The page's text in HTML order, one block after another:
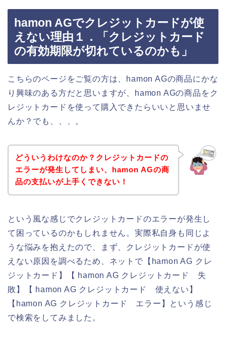
hamon AGでクレジットカードが使
えない理由１．「クレジットカード
の有効期限が切れているのかも」
こちらのページをご覧の方は、hamon AGの商品にかな
り興味のある方だと思いますが、hamon AGの商品をク
レジットカードを使って購入できたらいいと思いませ
んか？でも、、、。
どういうわけなのか？クレジットカードの
エラーが発生してしまい、hamon AGの商
品の支払いが上手くできない！
という風な感じでクレジットカードのエラーが発生し
て困っているのかもしれません。実際私自身も同じよ
うな悩みを抱えたので、まず、クレジットカードが使
えない原因を調べるため、ネットで【hamon AG クレ
ジットカード】【 hamon AG クレジットカード 失
敗】【 hamon AG クレジットカード 使えない】
【hamon AG クレジットカード エラー】という感じ
で検索をしてみました。